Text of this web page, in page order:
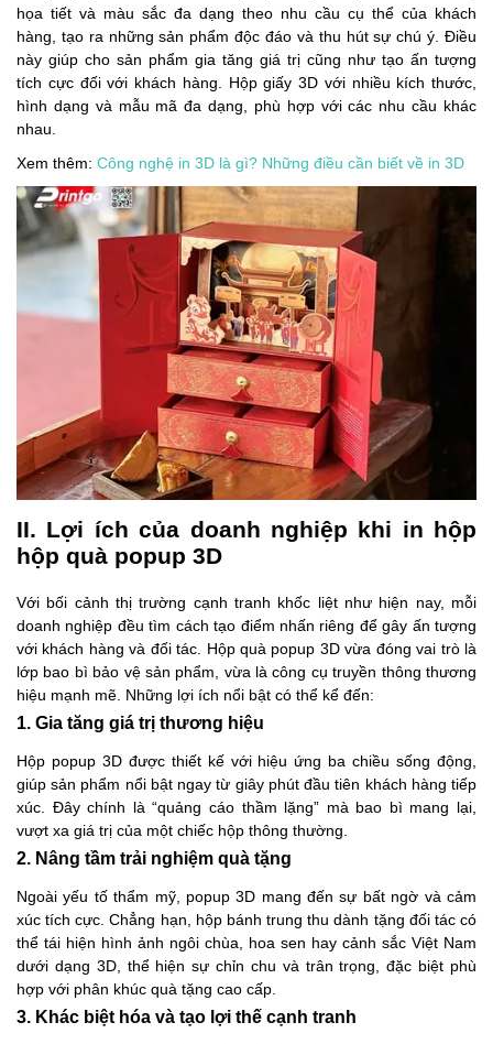
họa tiết và màu sắc đa dạng theo nhu cầu cụ thể của khách
hàng, tạo ra những sản phẩm độc đáo và thu hút sự chú ý. Điều
này giúp cho sản phẩm gia tăng giá trị cũng như tạo ấn tượng
tích cực đối với khách hàng. Hộp giấy 3D với nhiều kích thước,
hình dạng và mẫu mã đa dạng, phù hợp với các nhu cầu khác
nhau.
Xem thêm: Công nghệ in 3D là gì? Những điều cần biết về in 3D
II. Lợi ích của doanh nghiệp khi in hộp
hộp quà popup 3D
Với bối cảnh thị trường cạnh tranh khốc liệt như hiện nay, mỗi
doanh nghiệp đều tìm cách tạo điểm nhấn riêng để gây ấn tượng
với khách hàng và đối tác. Hộp quà popup 3D vừa đóng vai trò là
lớp bao bì bảo vệ sản phẩm, vừa là công cụ truyền thông thương
hiệu mạnh mẽ. Những lợi ích nổi bật có thể kể đến:
1. Gia tăng giá trị thương hiệu
Hộp popup 3D được thiết kế với hiệu ứng ba chiều sống động,
giúp sản phẩm nổi bật ngay từ giây phút đầu tiên khách hàng tiếp
xúc. Đây chính là “quảng cáo thầm lặng” mà bao bì mang lại,
vượt xa giá trị của một chiếc hộp thông thường.
2. Nâng tầm trải nghiệm quà tặng
Ngoài yếu tố thẩm mỹ, popup 3D mang đến sự bất ngờ và cảm
xúc tích cực. Chẳng hạn, hộp bánh trung thu dành tặng đối tác có
thể tái hiện hình ảnh ngôi chùa, hoa sen hay cảnh sắc Việt Nam
dưới dạng 3D, thể hiện sự chỉn chu và trân trọng, đặc biệt phù
hợp với phân khúc quà tặng cao cấp.
3. Khác biệt hóa và tạo lợi thế cạnh tranh